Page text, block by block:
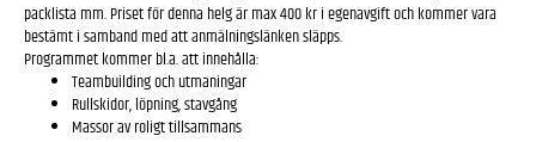
packlista mm. Priset för denna helg är max 400 kr i egenavgift och kommer vara
bestämt i samband med att anmälningslänken släpps.
Programmet kommer bl.a. att innehålla:
Teambuilding och utmaningar
Rullskidor, löpning, stavgång
Massor av roligt tillsammans